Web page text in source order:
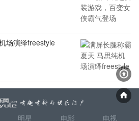
场演绎freestyle
明星 电影 电视